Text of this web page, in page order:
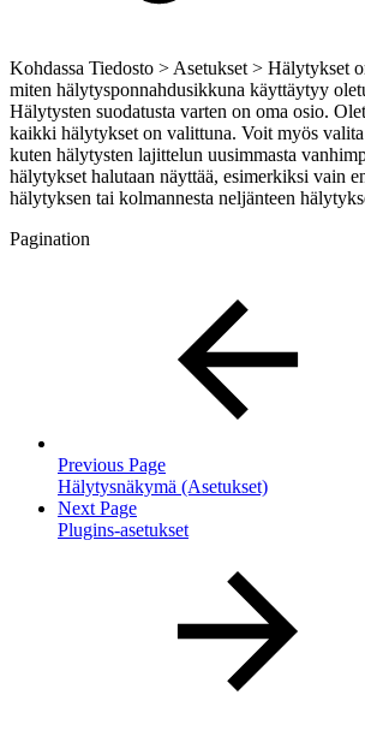
Kohdassa Tiedosto > Asetukset > Hälytykset
miten hälytysponnahdusikkuna käyttäytyy
Hälytysten suodatusta varten on oma osio.
kaikki hälytykset on valittuna. Voit myös valita
kuten hälytysten lajittelun uusimmasta
hälytykset halutaan näyttää, esimerkiksi vain
hälytyksen tai kolmannesta neljänteen
Pagination
Previous Page
Hälytysnäkymä (Asetukset)
Next Page
Plugins-asetukset